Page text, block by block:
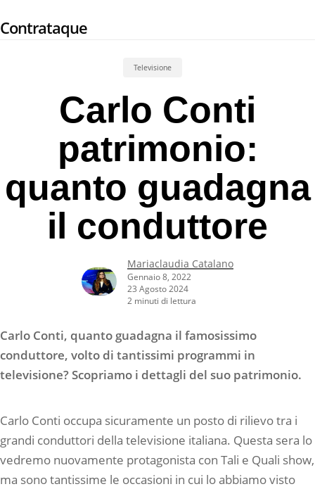
to
Contrataque
Televisione
Carlo Conti
patrimonio:
quanto guadagna
il conduttore
Mariaclaudia Catalano
Gennaio 8, 2022
23 Agosto 2024
2 minuti di lettura
Carlo Conti, quanto guadagna il famosissimo
conduttore, volto di tantissimi programmi in
televisione? Scopriamo i dettagli del suo patrimonio.
Carlo Conti occupa sicuramente un posto di rilievo tra i
grandi conduttori della televisione italiana. Questa sera lo
vedremo nuovamente protagonista con Tali e Quali show,
ma sono tantissime le occasioni in cui lo abbiamo visto